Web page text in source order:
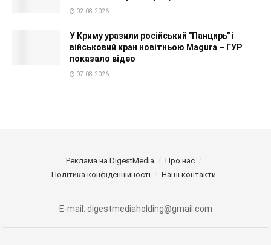
02.08.2026
У Криму уразили російський "Панцирь" і
військовий кран новітньою Magura – ГУР
показало відео
07.08.2026
Реклама на DigestMedia
Про нас
Політика конфіденційності
Наші контакти
E-mail: digestmediaholding@gmail.com